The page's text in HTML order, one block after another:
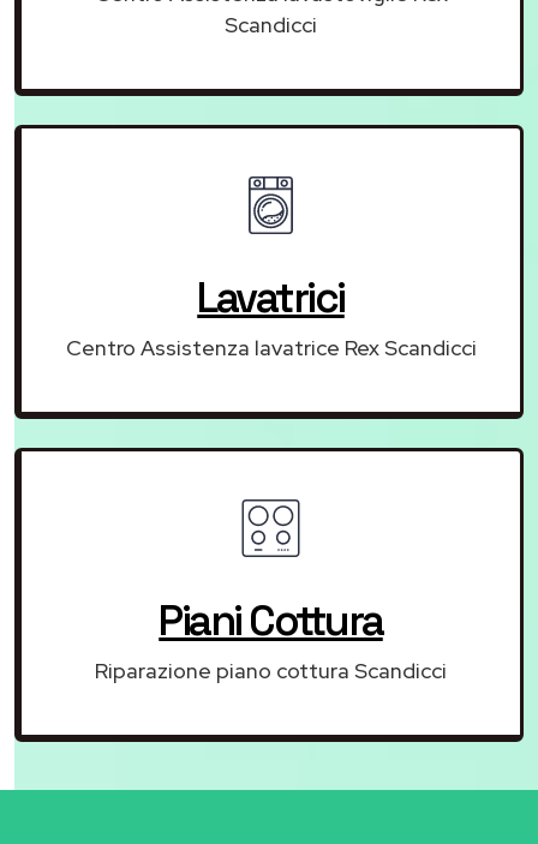
Scandicci
Lavatrici
Centro Assistenza lavatrice Rex Scandicci
Piani Cottura
Riparazione piano cottura Scandicci